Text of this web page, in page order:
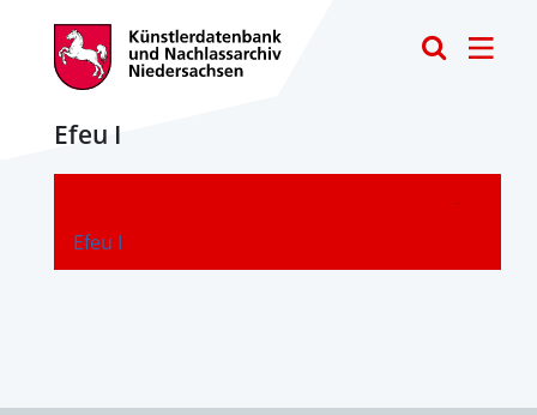
Efeu I
Efeu I
-